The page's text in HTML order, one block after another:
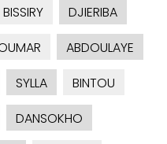
BISSIRY
DJIERIBA
ABDOULAYE
SYLLA
BINTOU
DANSOKHO